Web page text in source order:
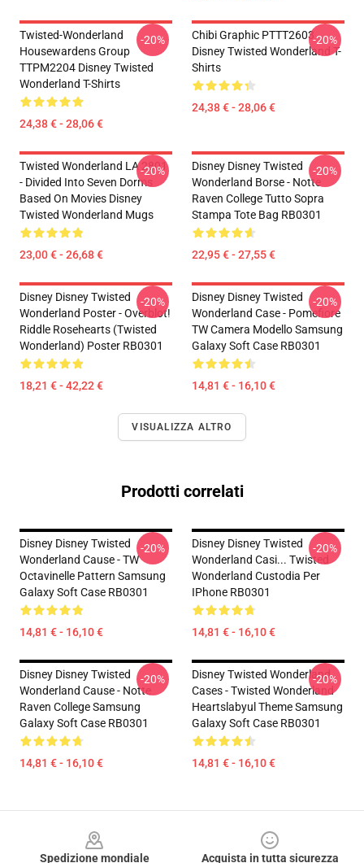
Twisted-Wonderland
Housewardens Group
TTPM2204 Disney Twisted
Wonderland T-Shirts
24,38 € - 28,06 €
-20%
Chibi Graphic PTTT2603
Disney Twisted Wonderland T-
Shirts
24,38 € - 28,06 €
-20%
Twisted Wonderland LA 2801
- Divided Into Seven Dorms
Based On Movies Disney
Twisted Wonderland Mugs
23,00 € - 26,68 €
-20%
Disney Disney Twisted
Wonderland Borse - Notte
Raven College Tutto Sopra
Stampa Tote Bag RB0301
22,95 € - 27,55 €
-20%
Disney Disney Twisted
Wonderland Poster - Overblot!
Riddle Rosehearts (Twisted
Wonderland) Poster RB0301
18,21 € - 42,22 €
-20%
Disney Disney Twisted
Wonderland Case - Pomefiore
TW Camera Modello Samsung
Galaxy Soft Case RB0301
14,81 € - 16,10 €
-20%
VISUALIZZA ALTRO
Prodotti correlati
Disney Disney Twisted
Wonderland Cause - TW
Octavinelle Pattern Samsung
Galaxy Soft Case RB0301
14,81 € - 16,10 €
-20%
Disney Disney Twisted
Wonderland Casi... Twisted
Wonderland Custodia Per
IPhone RB0301
14,81 € - 16,10 €
-20%
Disney Disney Twisted
Wonderland Cause - Notte
Raven College Samsung
Galaxy Soft Case RB0301
14,81 € - 16,10 €
-20%
Disney Twisted Wonderland
Cases - Twisted Wonderland
Heartslabyul Theme Samsung
Galaxy Soft Case RB0301
14,81 € - 16,10 €
-20%
Spedizione mondiale
Acquista in tutta sicurezza